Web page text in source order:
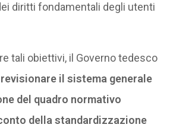
diritti fondamentali degli utenti
tali obiettivi, il Governo tedesco
il sistema generale
del quadro normativo
della standardizzazione